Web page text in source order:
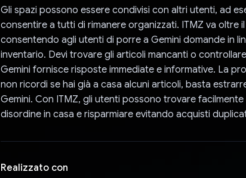
Gli spazi possono essere condivisi con altri utenti, ad
consentire a tutti di rimanere organizzati. ITMZ va oltre
consentendo agli utenti di porre a Gemini domande in
inventario. Devi trovare gli articoli mancanti o
Gemini fornisce risposte immediate e informative. La
non ricordi se hai già a casa alcuni articoli, basta
Gemini. Con ITMZ, gli utenti possono trovare
disordine in casa e risparmiare evitando acquisti
Realizzato con